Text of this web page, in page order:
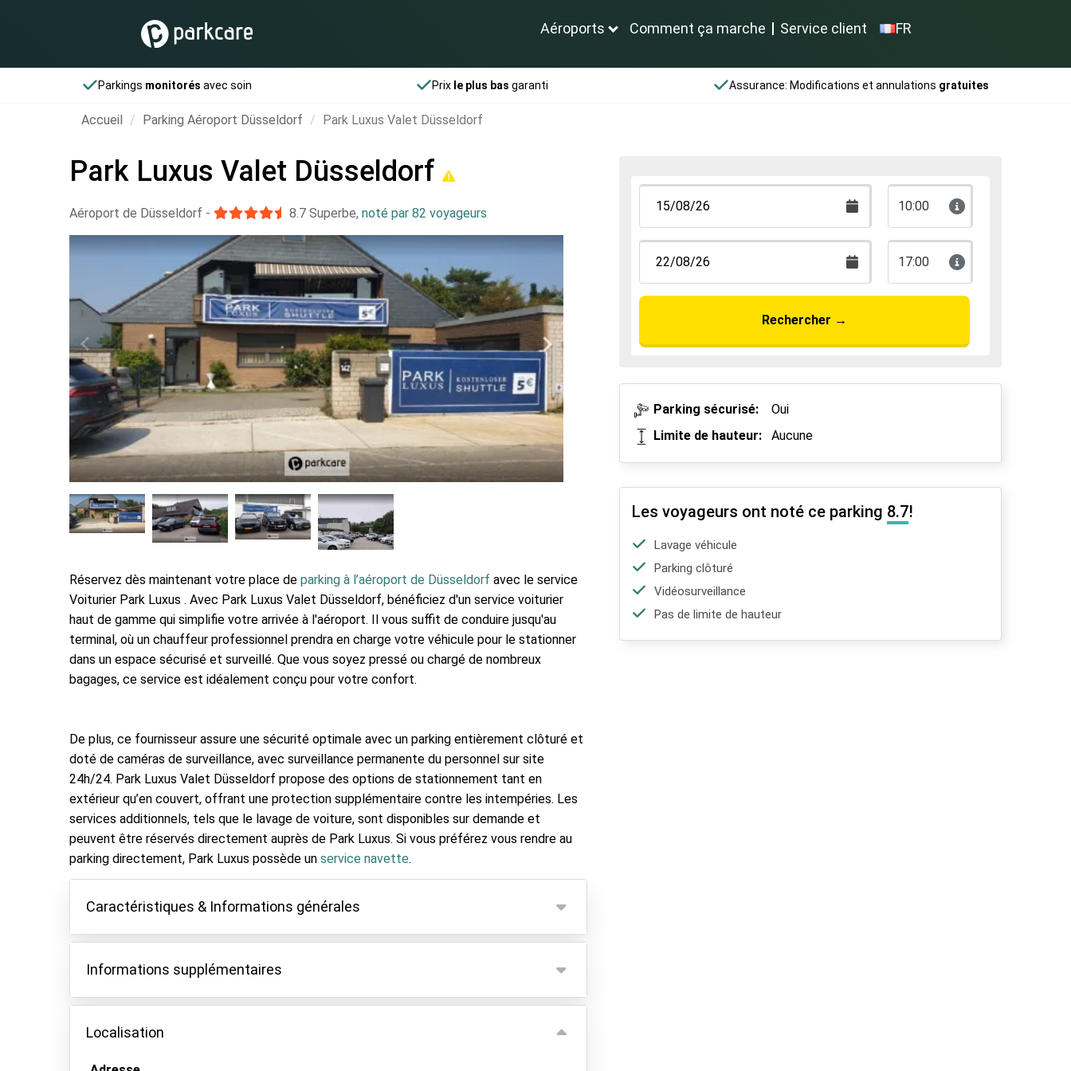
Aéroports Comment ça marche Service client FR
Parkings monitorés avec soin Prix le plus bas garanti Assurance: Modifications et annulations gratuites
Accueil Parking Aéroport Düsseldorf Park Luxus Valet Düsseldorf
Park Luxus Valet Düsseldorf
Aéroport de Düsseldorf - 8.7 Superbe, noté par 82 voyageurs
Réservez dès maintenant votre place de parking à l’aéroport de Düsseldorf avec le service
Voiturier Park Luxus . Avec Park Luxus Valet Düsseldorf, bénéficiez d'un service voiturier
haut de gamme qui simplifie votre arrivée à l'aéroport. Il vous suffit de conduire jusqu'au
terminal, où un chauffeur professionnel prendra en charge votre véhicule pour le stationner
dans un espace sécurisé et surveillé. Que vous soyez pressé ou chargé de nombreux
bagages, ce service est idéalement conçu pour votre confort.
De plus, ce fournisseur assure une sécurité optimale avec un parking entièrement clôturé et
doté de caméras de surveillance, avec surveillance permanente du personnel sur site
24h/24. Park Luxus Valet Düsseldorf propose des options de stationnement tant en
extérieur qu’en couvert, offrant une protection supplémentaire contre les intempéries. Les
services additionnels, tels que le lavage de voiture, sont disponibles sur demande et
peuvent être réservés directement auprès de Park Luxus. Si vous préférez vous rendre au
parking directement, Park Luxus possède un service navette.
Caractéristiques & Informations générales
Caractéristiques
Parking couvert
Gardez vos clés
Vidéosurveillance
Informations supplémentaires
Pour les véhicules de plus de 4,50 mètres, un supplément de 40€ est appliqué.
Toutes les voitures dont les plaques d'immatriculation n'ont pas été enregistrées
25€ de plus.
Localisation
10:00
17:00
Rechercher →
Parking sécurisé:
Oui
Limite de hauteur:
Aucune
Les voyageurs ont noté ce parking 8.7!
Lavage véhicule
Parking clôturé
Vidéosurveillance
Pas de limite de hauteur